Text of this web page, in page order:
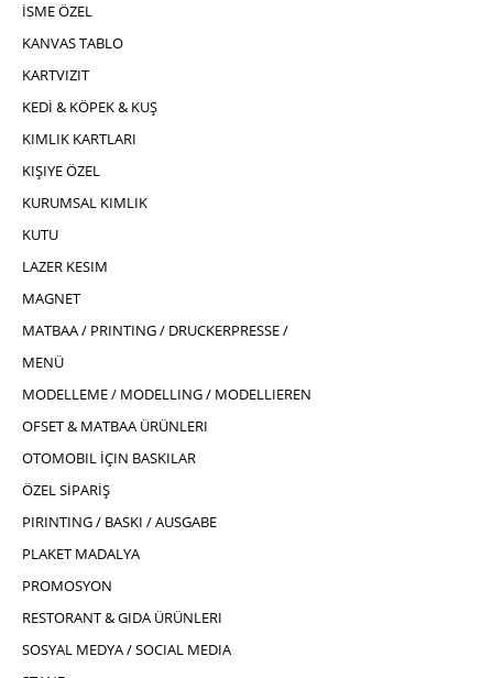
İSME ÖZEL
KANVAS TABLO
KARTVIZIT
KEDİ & KÖPEK & KUŞ
KIMLIK KARTLARI
KIŞIYE ÖZEL
KURUMSAL KIMLIK
KUTU
LAZER KESIM
MAGNET
MATBAA / PRINTING / DRUCKERPRESSE /
MENÜ
MODELLEME / MODELLING / MODELLIEREN
OFSET & MATBAA ÜRÜNLERI
OTOMOBIL İÇIN BASKILAR
ÖZEL SİPARİŞ
PIRINTING / BASKI / AUSGABE
PLAKET MADALYA
PROMOSYON
RESTORANT & GIDA ÜRÜNLERI
SOSYAL MEDYA / SOCIAL MEDIA